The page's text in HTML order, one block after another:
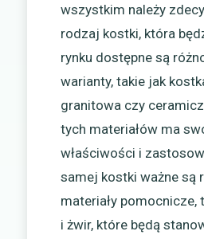
wszystkim należy
rodzaj kostki, która
rynku dostępne są
warianty, takie jak
granitowa czy
tych materiałów ma
właściwości i
samej kostki ważne są
materiały pomocnicze,
i żwir, które będą